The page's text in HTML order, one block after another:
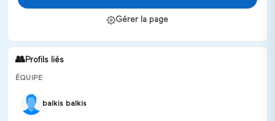
Gérer la page
👥Profils liés
ÉQUIPE
balkis balkis